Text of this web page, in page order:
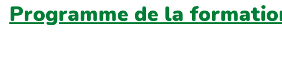
Programme de la